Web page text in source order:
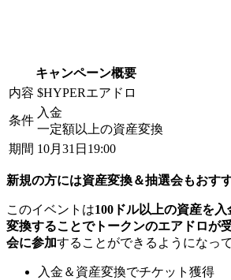
キャンペーン概要
内容 $HYPERエアドロ
条件
入金
一定額以上の資産変換
期間 10月31日19:00
新規の方には資産変換＆抽選会もおすす
このイベントは100ドル以上の資産を
変換することでトークンのエアドロが
会に参加することができるようになっ
入金＆資産変換でチケット獲得